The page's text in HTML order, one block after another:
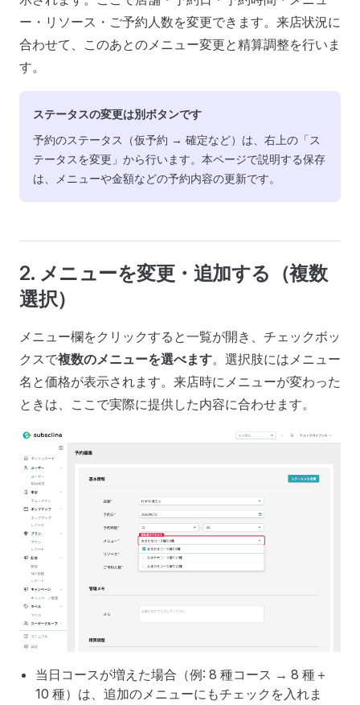
ー・リソース・ご予約人数を変更できます。来店状況に
合わせて、このあとのメニュー変更と精算調整を行いま
す。
ステータスの変更は別ボタンです
予約のステータス（仮予約 → 確定など）は、右上の「ス
テータスを変更」から行います。本ページで説明する保存
は、メニューや金額などの予約内容の更新です。
2. メニューを変更・追加する（複数
選択）
メニュー欄をクリックすると一覧が開き、チェックボッ
クスで複数のメニューを選べます。選択肢にはメニュー
名と価格が表示されます。来店時にメニューが変わった
ときは、ここで実際に提供した内容に合わせます。
当日コースが増えた場合（例: 8 種コース → 8 種＋
10 種）は、追加のメニューにもチェックを入れま